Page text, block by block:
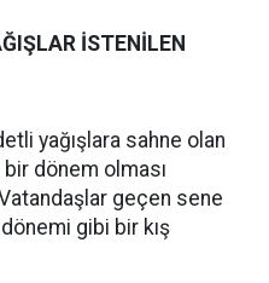
İSTENİLEN
yağışlara sahne olan
dönem olması
geçen sene
gibi bir kış